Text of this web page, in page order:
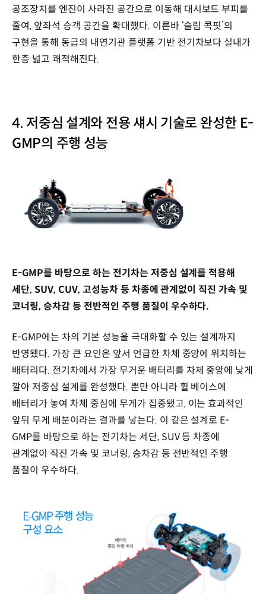
공조장치를 엔진이 사라진 공간으로 이동해 대시보드 부피를
줄여, 앞좌석 승객 공간을 확대했다. 이른바 ‘슬림 콕핏’의
구현을 통해 동급의 내연기관 플랫폼 기반 전기차보다 실내가
한층 넓고 쾌적해진다.
4. 저중심 설계와 전용 섀시 기술로 완성한 E-
GMP의 주행 성능
E-GMP를 바탕으로 하는 전기차는 저중심 설계를 적용해
세단, SUV, CUV, 고성능차 등 차종에 관계없이 직진 가속 및
코너링, 승차감 등 전반적인 주행 품질이 우수하다.
E-GMP에는 차의 기본 성능을 극대화할 수 있는 설계까지
반영됐다. 가장 큰 요인은 앞서 언급한 차체 중앙에 위치하는
배터리다. 전기차에서 가장 무거운 배터리를 차체 중앙에 낮게
깔아 저중심 설계를 완성했다. 뿐만 아니라 휠 베이스에
배터리가 놓여 차체 중심에 무게가 집중됐고, 이는 효과적인
앞뒤 무게 배분이라는 결과를 낳는다. 이 같은 설계로 E-
GMP를 바탕으로 하는 전기차는 세단, SUV 등 차종에
관계없이 직진 가속 및 코너링, 승차감 등 전반적인 주행
품질이 우수하다.